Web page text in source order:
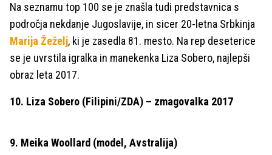
Na seznamu top 100 se je znašla tudi predstavnica s
področja nekdanje Jugoslavije, in sicer 20-letna Srbkinja
Marija Žeželj, ki je zasedla 81. mesto. Na rep deseterice
se je uvrstila igralka in manekenka Liza Sobero, najlepši
obraz leta 2017.
10. Liza Sobero (Filipini/ZDA) – zmagovalka 2017
9. Meika Woollard (model, Avstralija)